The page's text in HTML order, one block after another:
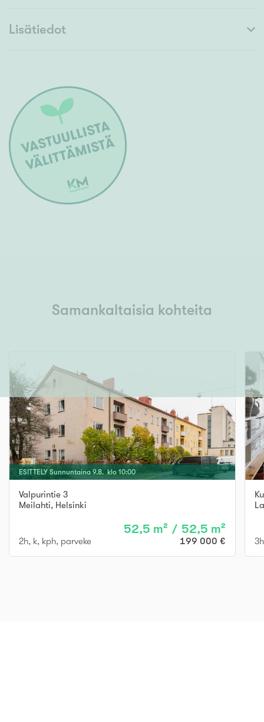
Lisätiedot
Samankaltaisia kohteita
ESITTELY Sunnuntaina 9.8. klo 10:00
Valpurintie 3
Meilahti, Helsinki
52,5 m² / 52,5 m²
2h, k, kph, parveke 199 000 €